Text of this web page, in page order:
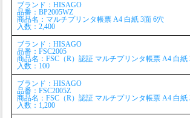
ブランド：HISAGO
品番：BP2005WZ
商品名：マルチプリンタ帳票 A4 白紙 3面 6穴
入数：2,400
ブランド：HISAGO
品番：FSC2005
商品名：FSC（R）認証 マルチプリンタ帳票 A4 白紙
入数：100
ブランド：HISAGO
品番：FSC2005Z
商品名：FSC（R）認証 マルチプリンタ帳票 A4 白紙
入数：1,200